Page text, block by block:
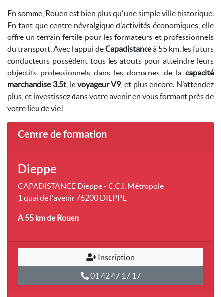
En somme, Rouen est bien plus qu'une simple ville historique.
En tant que centre névralgique d'activités économiques, elle
offre un terrain fertile pour les formateurs et professionnels
du transport. Avec l'appui deCapadistanceà 55 km, les futurs
conducteurs possèdent tous les atouts pour atteindre leurs
objectifs professionnels dans les domaines de la capacité
marchandise 3.5t , le voyageur V9, et plus encore. N'attendez
plus, et investissez dans votre avenir en vous formant près de
votre lieu de vie!
Centre de formation
Dieppe
CAPADISTANCE Dieppe - C.C.I. Métropole
1 quai de l'avenir 76200 DIEPPE
A 55 kmde Rouen
Inscription
01 42 47 17 17